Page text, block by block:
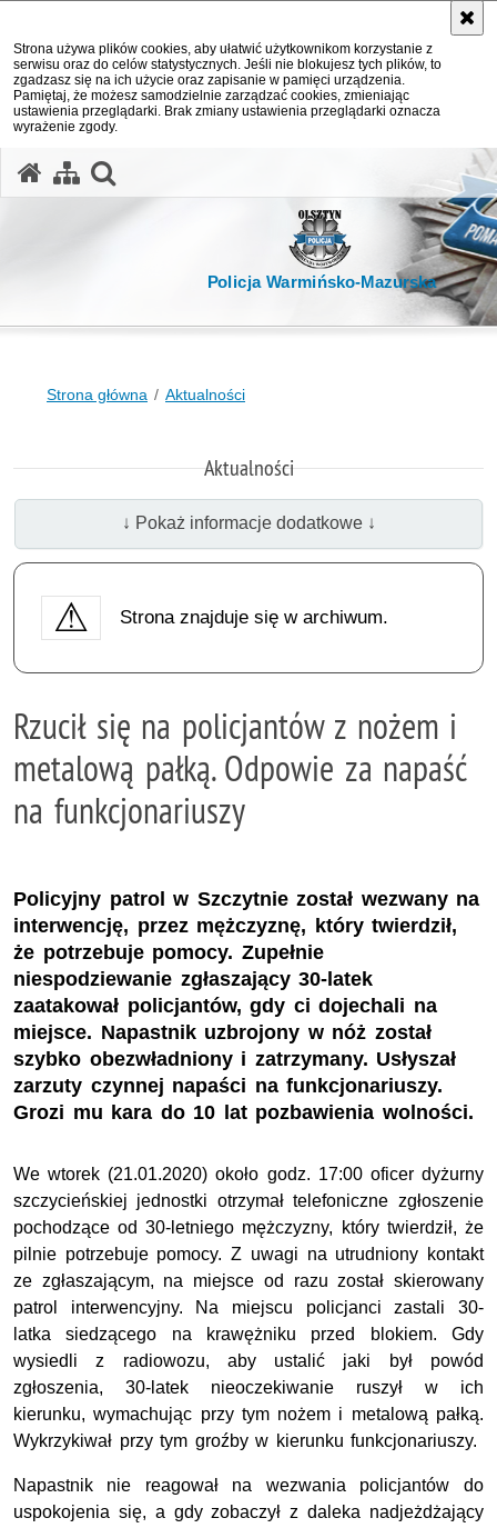
Strona używa plików cookies, aby ułatwić użytkownikom korzystanie z
serwisu oraz do celów statystycznych. Jeśli nie blokujesz tych plików, to
zgadzasz się na ich użycie oraz zapisanie w pamięci urządzenia.
Pamiętaj, że możesz samodzielnie zarządzać cookies, zmieniając
ustawienia przeglądarki. Brak zmiany ustawienia przeglądarki oznacza
wyrażenie zgody.
Policja Warmińsko-Mazurska
Strona główna Aktualności
Aktualności
↓ Pokaż informacje dodatkowe ↓
Strona znajduje się w archiwum.
Rzucił się na policjantów z nożem i
metalową pałką. Odpowie za napaść
na funkcjonariuszy
Policyjny patrol w Szczytnie został wezwany na
interwencję, przez mężczyznę, który twierdził,
że potrzebuje pomocy. Zupełnie
niespodziewanie zgłaszający 30-latek
zaatakował policjantów, gdy ci dojechali na
miejsce. Napastnik uzbrojony w nóż został
szybko obezwładniony i zatrzymany. Usłyszał
zarzuty czynnej napaści na funkcjonariuszy.
Grozi mu kara do 10 lat pozbawienia wolności.
We wtorek (21.01.2020) około godz. 17:00 oficer dyżurny
szczycieńskiej jednostki otrzymał telefoniczne zgłoszenie
pochodzące od 30-letniego mężczyzny, który twierdził, że
pilnie potrzebuje pomocy. Z uwagi na utrudniony kontakt
ze zgłaszającym, na miejsce od razu został skierowany
patrol interwencyjny. Na miejscu policjanci zastali 30-
latka siedzącego na krawężniku przed blokiem. Gdy
wysiedli z radiowozu, aby ustalić jaki był powód
zgłoszenia, 30-latek nieoczekiwanie ruszył w ich
kierunku, wymachując przy tym nożem i metalową pałką.
Wykrzykiwał przy tym groźby w kierunku funkcjonariuszy.
Napastnik nie reagował na wezwania policjantów do
uspokojenia się, a gdy zobaczył z daleka nadjeżdżający